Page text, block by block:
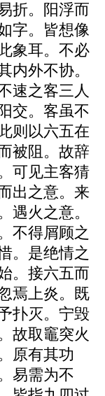
折。阳浮而
字。皆想像
象耳。不必
内外不协。
速之客三人
交。客虽不
则以六五在
被阻。故辞
可见主客猜
出之意。来
遇火之意。
不得屑顾之
。是绝情之
。接六五而
焉上炎。既
扑灭。宁毁
故取竈突火
原有其功
易需为不